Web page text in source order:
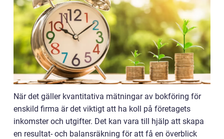
När det gäller kvantitativa mätningar av bokföring för
enskild firma är det viktigt att ha koll på företagets
inkomster och utgifter. Det kan vara till hjälp att skapa
en resultat- och balansräkning för att få en överblick